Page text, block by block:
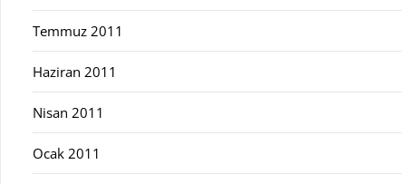
Temmuz 2011
Haziran 2011
Nisan 2011
Ocak 2011